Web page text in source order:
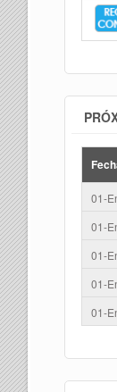
01-
01-
01-
01-
01-